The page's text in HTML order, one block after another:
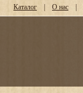
Каталог | О нас |